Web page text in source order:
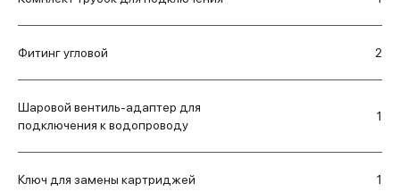
Фитинг угловой 2
Шаровой вентиль-адаптер для
подключения к водопроводу
1
Ключ для замены картриджей 1